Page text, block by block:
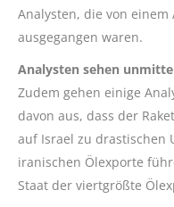
Analysten, die von
ausgegangen waren.
Analysten sehen
Zudem gehen einige
davon aus, dass der
auf Israel zu drastischen
iranischen Ölexporte
Staat der viertgrößte